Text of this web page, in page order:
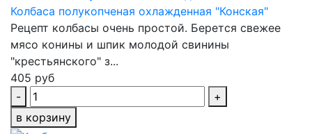
Колбаса полукопченая охлажденная "Конская"
Рецепт колбасы очень простой. Берется свежее
мясо конины и шпик молодой свинины
"крестьянского" з...
405 руб
-
+
в корзину